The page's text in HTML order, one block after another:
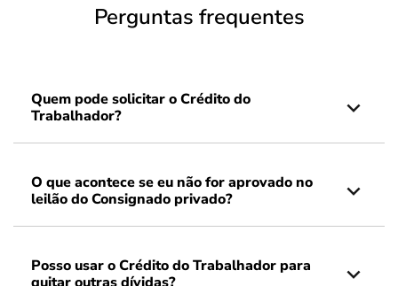
Perguntas frequentes
Quem pode solicitar o Crédito do
Trabalhador?
O que acontece se eu não for aprovado no
leilão do Consignado privado?
Posso usar o Crédito do Trabalhador para